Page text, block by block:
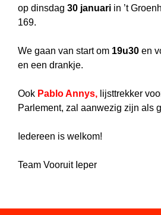
op dinsdag 30 januari in ’t
169.
We gaan van start om 19u30 en
en een drankje.
Ook Pablo Annys, lijsttrekker
Parlement, zalaanwezig zijn als
Iedereen is welkom!
Team Vooruit Ieper